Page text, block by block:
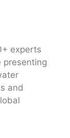
experts
presenting
and